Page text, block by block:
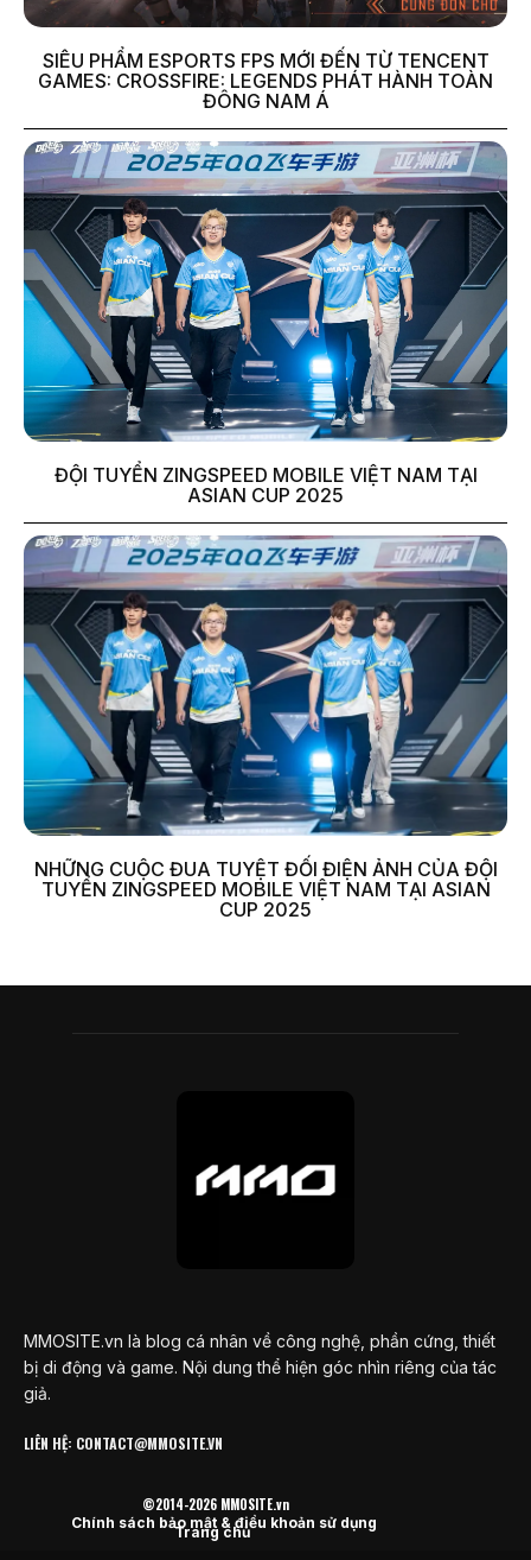
SIÊU PHẨM ESPORTS FPS MỚI ĐẾN TỪ TENCENT
GAMES: CROSSFIRE: LEGENDS PHÁT HÀNH TOÀN
ĐÔNG NAM Á
ĐỘI TUYỂN ZINGSPEED MOBILE VIỆT NAM TẠI
ASIAN CUP 2025
NHỮNG CUỘC ĐUA TUYỆT ĐỐI ĐIỆN ẢNH CỦA ĐỘI
TUYỂN ZINGSPEED MOBILE VIỆT NAM TẠI ASIAN
CUP 2025
MMOSITE.vn là blog cá nhân về công nghệ, phần cứng, thiết
bị di động và game. Nội dung thể hiện góc nhìn riêng của tác
giả.
LIÊN HỆ: CONTACT@MMOSITE.VN
Trang chủ
Chính sách bảo mật & điều khoản sử dụng
©2014-2026 MMOSITE.vn